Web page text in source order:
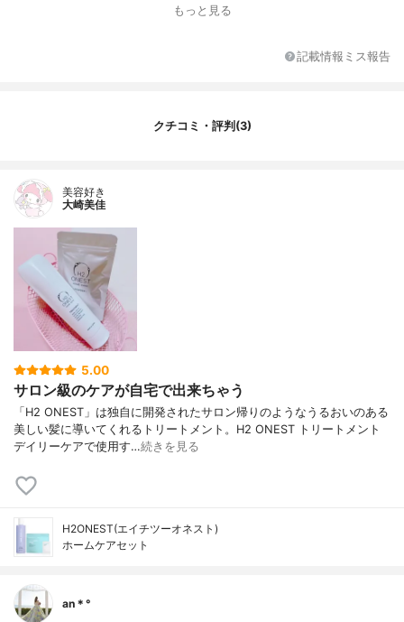
アリルアルコール、グリセリン、トリエチ
オレイン酸オレイル、ヒスセテアリルアモ
ド、ジメチコノール、クエン酸、 アルキル
もっと見る
記載情報ミス報告
クチコミ・評判(3)
美容好き
大崎美佳
5.00
サロン級のケアが自宅で出来ちゃう
「H2 ONEST」は独自に開発されたサロン帰りのようなうるおいのある
美しい髪に導いてくれるトリートメント。H2 ONEST トリートメント
デイリーケアで使用す…続きを見る
H2ONEST(エイチツーオネスト)
ホームケアセット
an＊°